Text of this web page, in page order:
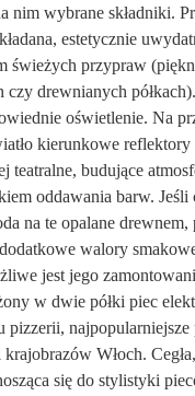
nim wybrane składniki.
estetycznie
świeżych przypraw
czy drewnianych
oświetlenie. Na
kierunkowe reflektory
teatralne, budujące
oddawania barw. Jeśli
na te opalane drewnem,
walory
jest jego
w dwie półki piec
pizzerii, najpopularniejsze
Włoch.
się do stylistyki